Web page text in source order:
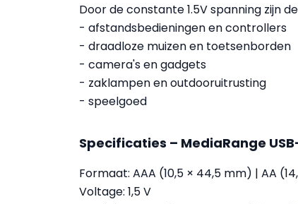
Door de constante 1.5V spanning zijn
- afstandsbedieningen en controllers
- draadloze muizen en toetsenborden
- camera's en gadgets
- zaklampen en outdooruitrusting
- speelgoed
Specificaties – MediaRange
Formaat: AAA (10,5 × 44,5 mm) | AA
Voltage: 1,5 V